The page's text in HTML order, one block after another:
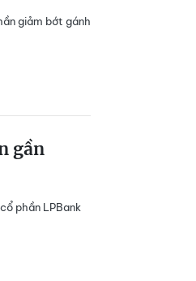
giảm bớt gánh
gần
phần LPBank